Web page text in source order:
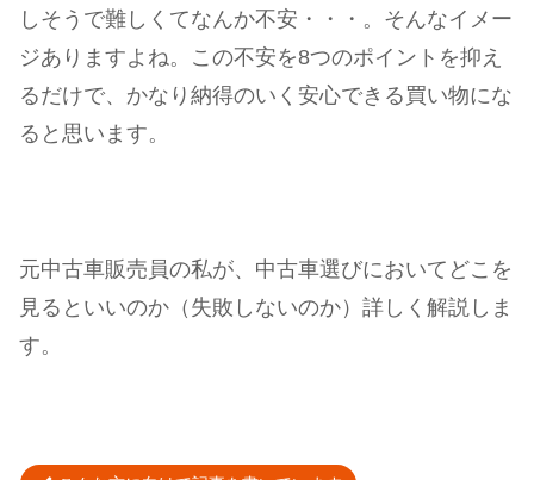
しそうで難しくてなんか不安・・・。そんなイメー
ジありますよね。この不安を8つのポイントを抑え
るだけで、かなり納得のいく安心できる買い物にな
ると思います。
元中古車販売員の私が、中古車選びにおいてどこを
見るといいのか（失敗しないのか）詳しく解説しま
す。